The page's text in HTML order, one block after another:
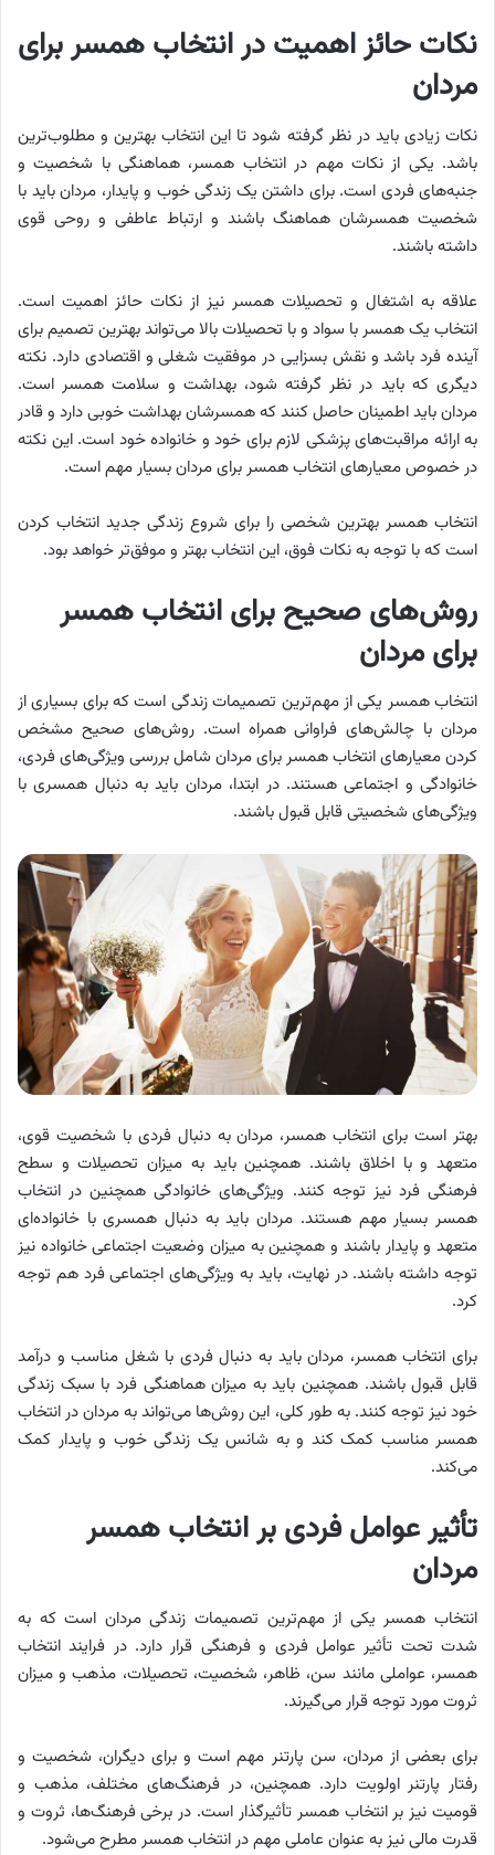
نکات حائز اهمیت در انتخاب همسر برای
مردان
نکات زیادی باید در نظر گرفته شود تا این انتخاب بهترین و مطلوب‌ترین
باشد. یکی از نکات مهم در انتخاب همسر، هماهنگی با شخصیت و
جنبه‌های فردی است. برای داشتن یک زندگی خوب و پایدار، مردان باید با
شخصیت همسرشان هماهنگ باشند و ارتباط عاطفی و روحی قوی
داشته باشند.
علاقه به اشتغال و تحصیلات همسر نیز از نکات حائز اهمیت است.
انتخاب یک همسر با سواد و با تحصیلات بالا می‌تواند بهترین تصمیم برای
آینده فرد باشد و نقش بسزایی در موفقیت شغلی و اقتصادی دارد. نکته
دیگری که باید در نظر گرفته شود، بهداشت و سلامت همسر است.
مردان باید اطمینان حاصل کنند که همسرشان بهداشت خوبی دارد و قادر
به ارائه مراقبت‌های پزشکی لازم برای خود و خانواده خود است. این نکته
در خصوص معیارهای انتخاب همسر برای مردان بسیار مهم است.
انتخاب همسر بهترین شخصی را برای شروع زندگی جدید انتخاب کردن
است که با توجه به نکات فوق، این انتخاب بهتر و موفق‌تر خواهد بود.
روش‌های صحیح برای انتخاب همسر
برای مردان
انتخاب همسر یکی از مهم‌ترین تصمیمات زندگی است که برای بسیاری از
مردان با چالش‌های فراوانی همراه است. روش‌های صحیح مشخص
کردن معیارهای انتخاب همسر برای مردان شامل بررسی ویژگی‌های فردی،
خانوادگی و اجتماعی هستند. در ابتدا، مردان باید به دنبال همسری با
ویژگی‌های شخصیتی قابل قبول باشند.
بهتر است برای انتخاب همسر، مردان به دنبال فردی با شخصیت قوی،
متعهد و با اخلاق باشند. همچنین باید به میزان تحصیلات و سطح
فرهنگی فرد نیز توجه کنند. ویژگی‌های خانوادگی همچنین در انتخاب
همسر بسیار مهم هستند. مردان باید به دنبال همسری با خانواده‌ای
متعهد و پایدار باشند و همچنین به میزان وضعیت اجتماعی خانواده نیز
توجه داشته باشند. در نهایت، باید به ویژگی‌های اجتماعی فرد هم توجه
کرد.
برای انتخاب همسر، مردان باید به دنبال فردی با شغل مناسب و درآمد
قابل قبول باشند. همچنین باید به میزان هماهنگی فرد با سبک زندگی
خود نیز توجه کنند. به طور کلی، این روش‌ها می‌تواند به مردان در انتخاب
همسر مناسب کمک کند و به شانس یک زندگی خوب و پایدار کمک
می‌کند.
تأثیر عوامل فردی بر انتخاب همسر
مردان
انتخاب همسر یکی از مهم‌ترین تصمیمات زندگی مردان است که به
شدت تحت تأثیر عوامل فردی و فرهنگی قرار دارد. در فرایند انتخاب
همسر، عواملی مانند سن، ظاهر، شخصیت، تحصیلات، مذهب و میزان
ثروت مورد توجه قرار می‌گیرند.
برای بعضی از مردان، سن پارتنر مهم است و برای دیگران، شخصیت و
رفتار پارتنر اولویت دارد. همچنین، در فرهنگ‌های مختلف، مذهب و
قومیت نیز بر انتخاب همسر تأثیرگذار است. در برخی فرهنگ‌ها، ثروت و
قدرت مالی نیز به عنوان عاملی مهم در انتخاب همسر مطرح می‌شود.